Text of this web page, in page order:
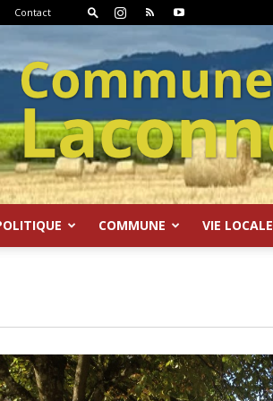
Contact
COMMUNE VIE LOCALE